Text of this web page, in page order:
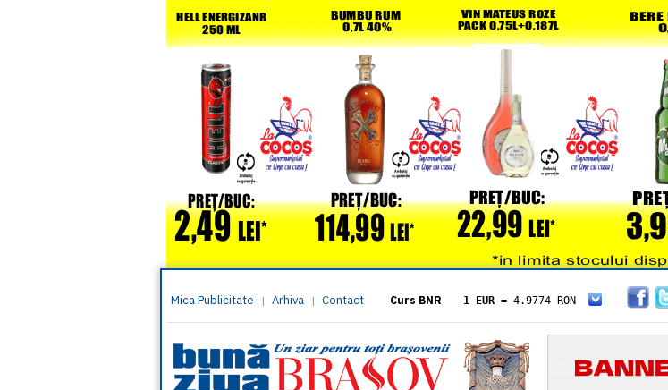
Mica Publicitate | Arhiva | Contact Curs BNR 1 EUR = 4.9774 RON
= 5.8304 RON
1 XAU= 464.4611 RON
1 AED= 1.1933 RON
1 AUD= 2.7957 RON